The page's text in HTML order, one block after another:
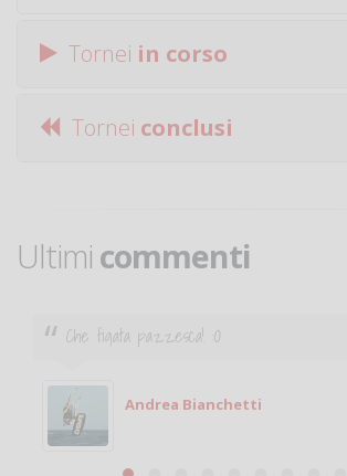
Tornei in corso
Tornei conclusi
Ultimi commenti
Ciao. Sono a Treviglio da poco e vorrei
giocare. Se sei in zona e puoi giocare
Michele
Michele Miglionico